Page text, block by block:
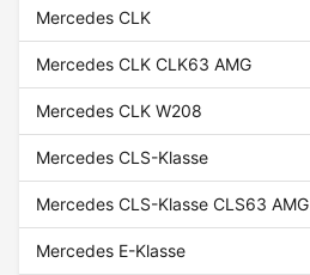
Mercedes CLK
Mercedes CLK CLK63 AMG
Mercedes CLK W208
Mercedes CLS-Klasse
Mercedes CLS-Klasse CLS63 AMG
Mercedes E-Klasse